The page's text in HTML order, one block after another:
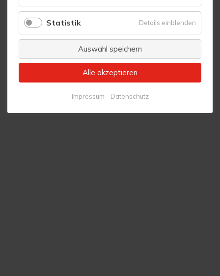
Komfort
Statistik Details einblenden
Statistik
Auswahl speichern
Alle akzeptieren
Impressum Datenschutz